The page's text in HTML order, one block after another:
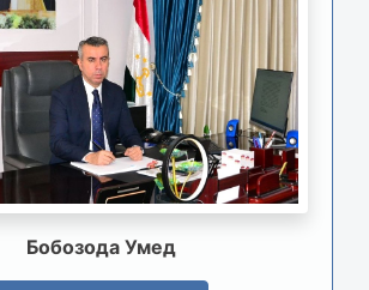
Бобозода Умед